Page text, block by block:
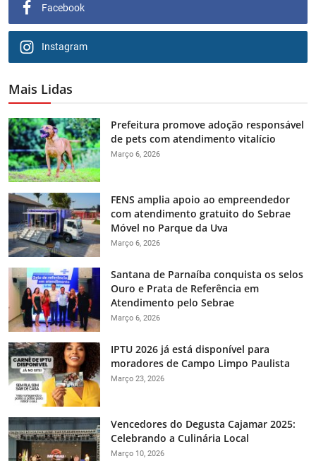
Facebook
Instagram
Mais Lidas
Prefeitura promove adoção responsável
de pets com atendimento vitalício
Março 6, 2026
FENS amplia apoio ao empreendedor
com atendimento gratuito do Sebrae
Móvel no Parque da Uva
Março 6, 2026
Santana de Parnaíba conquista os selos
Ouro e Prata de Referência em
Atendimento pelo Sebrae
Março 6, 2026
IPTU 2026 já está disponível para
moradores de Campo Limpo Paulista
Março 23, 2026
Vencedores do Degusta Cajamar 2025:
Celebrando a Culinária Local
Março 10, 2026